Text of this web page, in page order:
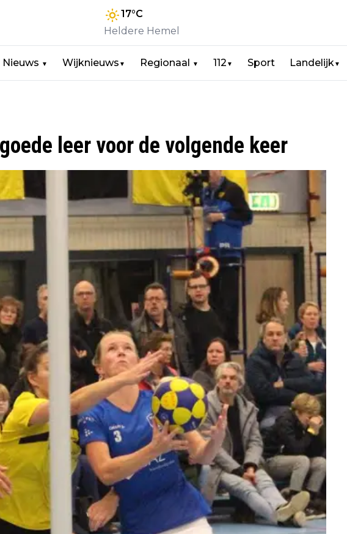
17°C
Heldere Hemel
Nieuws ▼ Wijknieuws ▼ Regionaal ▼ 112 ▼ Sport Landelijk▼
leer voor de volgende keer